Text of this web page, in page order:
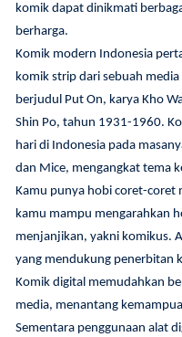
komik dapat dinikmati
berharga.
Komik modern Indonesia
komik strip dari sebuah
berjudul Put On, karya Kho
Shin Po, tahun 1931-1960.
hari di Indonesia pada
dan Mice, mengangkat tema
Kamu punya hobi coret-coret
kamu mampu mengarahkan
menjanjikan, yakni komikus.
yang mendukung penerbitan
Komik digital memudahkan
media, menantang
Sementara penggunaan alat